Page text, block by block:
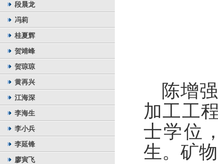
段晨龙
冯莉
桂夏辉
贺靖峰
贺琼琼
黄再兴
江海深
李海生
李小兵
李延锋
廖寅飞
陈增
加工工
士学位
生。矿